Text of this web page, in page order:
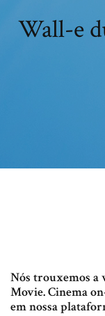
Wall-e
Nós trouxemos a
Movie. Cinema
em nossa